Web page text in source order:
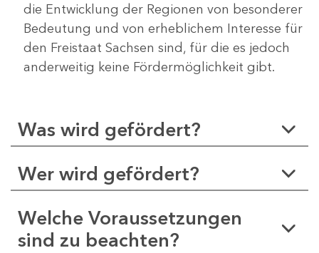
die Entwicklung der Regionen von besonderer
Bedeutung und von erheblichem Interesse für
den Freistaat Sachsen sind, für die es jedoch
anderweitig keine Fördermöglichkeit gibt.
Was wird gefördert?
Wer wird gefördert?
Welche Voraussetzungen
sind zu beachten?